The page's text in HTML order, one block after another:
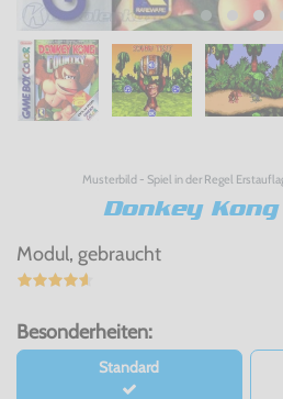
Musterbild - Spiel in der Regel
Donkey
Modul, gebraucht
Besonderheiten:
Standard